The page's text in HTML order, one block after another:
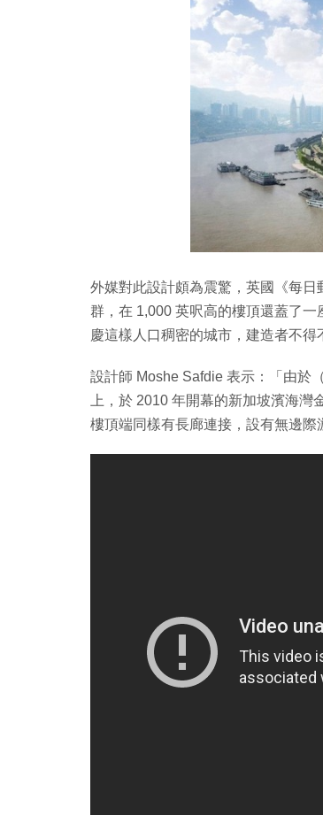
外媒對此設計頗為震驚，英國《每
群，在 1,000 英呎高的樓頂還蓋了
慶這樣人口稠密的城市，建造者不得
設計師 Moshe Safdie 表示：「由於
上，於 2010 年開幕的新加坡濱海
樓頂端同樣有長廊連接，設有無邊際